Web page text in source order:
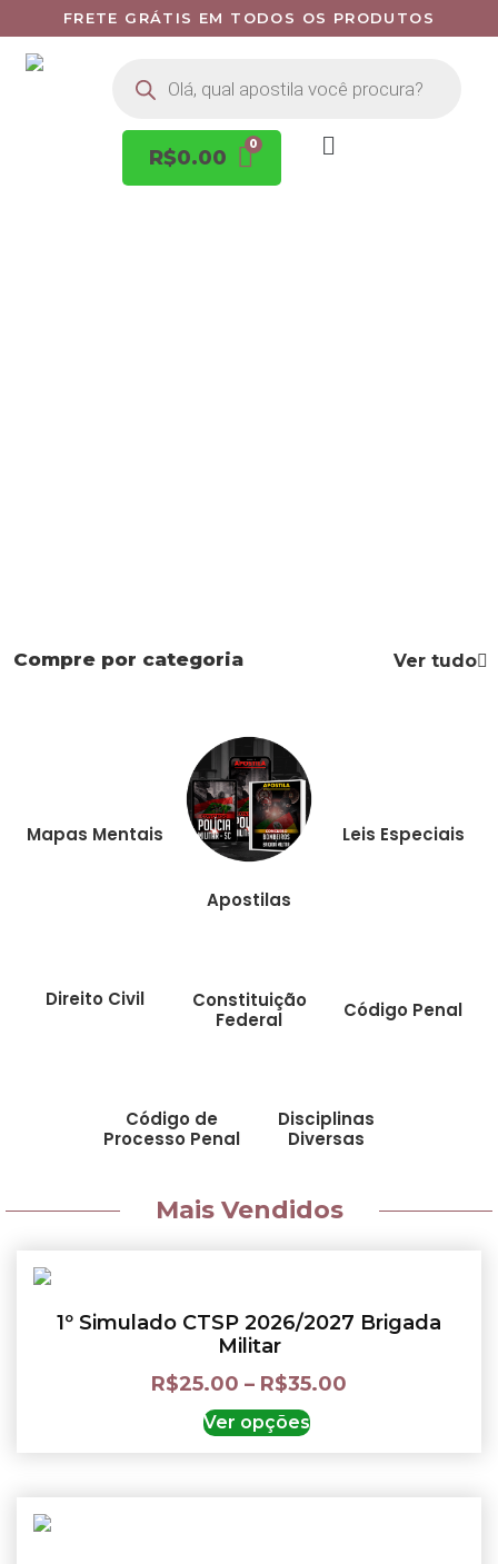
FRETE GRÁTIS EM TODOS OS PRODUTOS
R$0.00
Compre por categoria Ver tudo
Mapas Mentais
Apostilas
Leis Especiais
Direito Civil
Constituição
Federal
Código Penal
Código de
Processo Penal
Disciplinas
Diversas
Mais Vendidos
1º Simulado CTSP 2026/2027 Brigada
Militar
R$25.00 – R$35.00
Ver opções